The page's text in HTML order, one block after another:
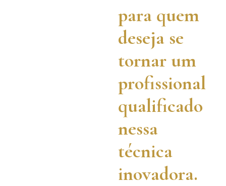
para quem
deseja se
tornar um
profissional
qualificado
nessa
técnica
inovadora.